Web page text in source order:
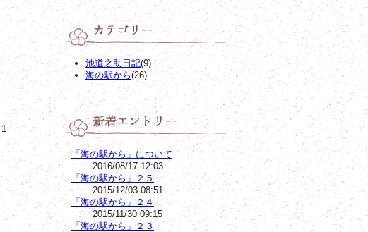
1
池道之助日記(9)
海の駅から(26)
「海の駅から」について
2016/08/17 12:03
「海の駅から」２５
2015/12/03 08:51
「海の駅から」２４
2015/11/30 09:15
「海の駅から」２３